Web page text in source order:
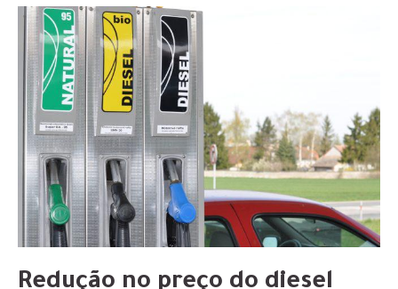
Redução no preço do diesel